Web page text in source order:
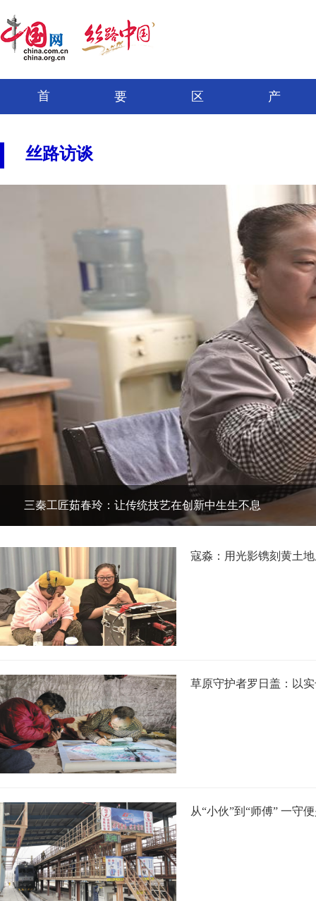
首 要 区 产
丝路访谈
三秦工匠茹春玲：让传统技艺在创新中生生不息
寇淼：用光影镌刻黄土
草原守护者罗日盖：以
从“小伙”到“师傅” 一守